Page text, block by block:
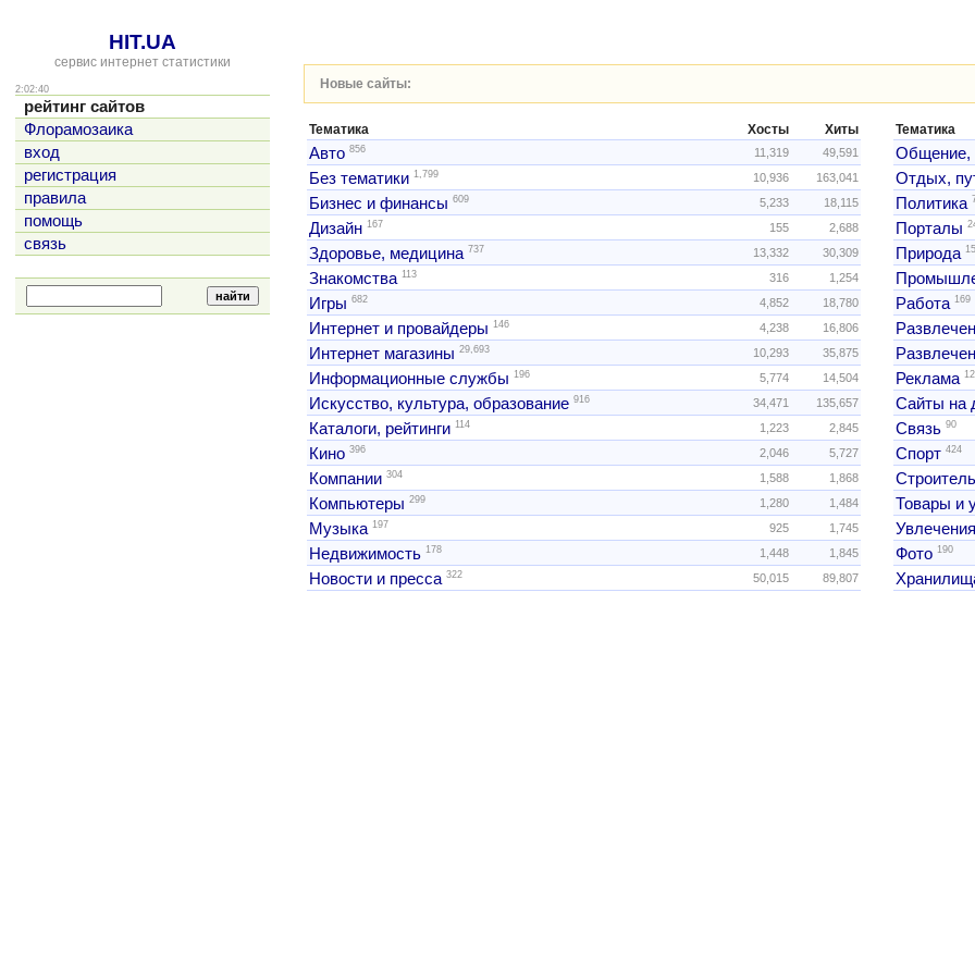
HIT.UA
сервис интернет статистики
2:02:40
рейтинг сайтов
Флорамозаика
вход
регистрация
правила
помощь
связь
Новые сайты:
Тематика Хосты Хиты
Авто 856 11,319 49,591
Без тематики 1,799 10,936 163,041
Бизнес и финансы 609 5,233 18,115
Дизайн 167 155 2,688
Здоровье, медицина 737 13,332 30,309
Знакомства 113 316 1,254
Игры 682 4,852 18,780
Интернет и провайдеры 146 4,238 16,806
Интернет магазины 29,693 10,293 35,875
Информационные службы 196 5,774 14,504
Искусство, культура, образование 916 34,471 135,657
Каталоги, рейтинги 114 1,223 2,845
Кино 396 2,046 5,727
Компании 304 1,588 1,868
Компьютеры 299 1,280 1,484
Музыка 197 925 1,745
Недвижимость 178 1,448 1,845
Новости и пресса 322 50,015 89,807
Тематика
Общение,
Отдых,
Политика
Порталы
Природа
Работа 169
Реклама
Сайты на
Связь 90
Спорт 424
Товары и
Фото 190